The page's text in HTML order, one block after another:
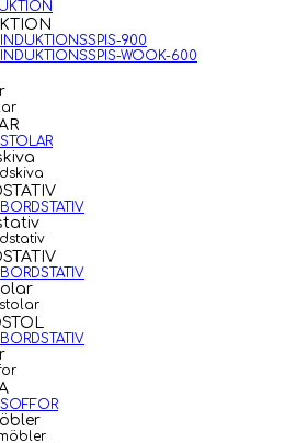
INDUKTIONSSPIS-900
INDUKTIONSSPIS-WOOK-600
STOLAR
BORDSTATIV
BORDSTATIV
BORDSTATIV
SOFFOR